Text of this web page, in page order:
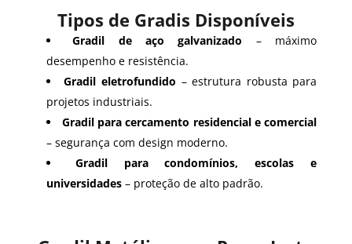
Tipos de Gradis Disponíveis
Gradil de aço galvanizado – máximo
desempenho e resistência.
Gradil eletrofundido – estrutura robusta para
projetos industriais.
Gradil para cercamento residencial e comercial
– segurança com design moderno.
Gradil para condomínios, escolas e
universidades– proteção de alto padrão.